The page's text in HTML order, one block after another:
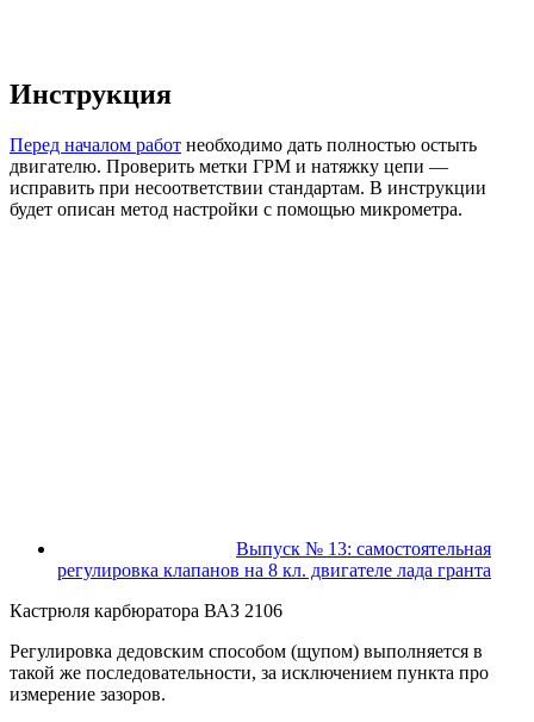
Инструкция
Перед началом работ необходимо дать полностью остыть
двигателю. Проверить метки ГРМ и натяжку цепи —
исправить при несоответствии стандартам. В инструкции
будет описан метод настройки с помощью микрометра.
Выпуск № 13: самостоятельная
регулировка клапанов на 8 кл. двигателе лада гранта
Кастрюля карбюратора ВАЗ 2106
Регулировка дедовским способом (щупом) выполняется в
такой же последовательности, за исключением пункта про
измерение зазоров.